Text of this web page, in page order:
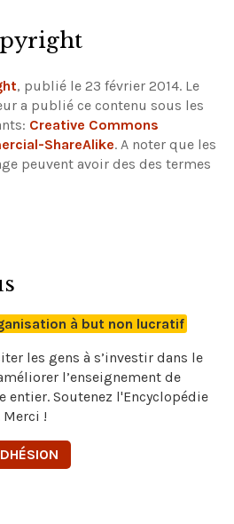
, publié le 23 février 2014. Le
a publié ce contenu sous les
Creative Commons
ShareAlike. A noter que les
peuvent avoir des des termes
à but non lucratif
les gens à s’investir dans le
l’enseignement de
entier. Soutenez l'Encyclopédie
!